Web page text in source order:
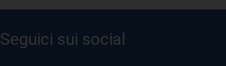
Seguici sui social